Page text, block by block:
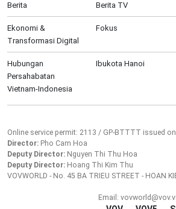
Berita Berita TV
Ekonomi &
Transformasi Digital
Fokus
Hubungan
Persahabatan
Vietnam-Indonesia
Ibukota Hanoi
Online service permit: 2113 / GP-BTTTT issued on
Director: Pho Cam Hoa
Deputy Director: Nguyen Thi Thu Hoa
Deputy Director: Hoang Thi Kim Thu
VOVWORLD - No. 45 BA TRIEU STREET - HOAN
Email: